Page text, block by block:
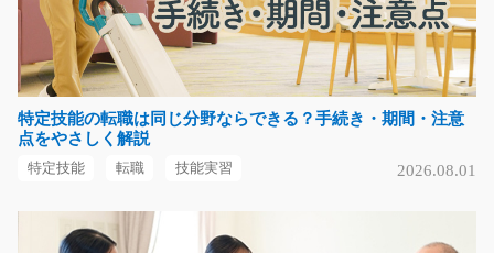
時給1200円
岐阜県関市
気になる
介護スタッフ/i02_01505
急募
＼介護施設にて入居者様の生活を支える介護業務／ 日常
特定技能の転職は同じ分野ならできる？手続き・期間・注意
点をやさしく解説
特定技能 転職 技能実習 2026.08.01